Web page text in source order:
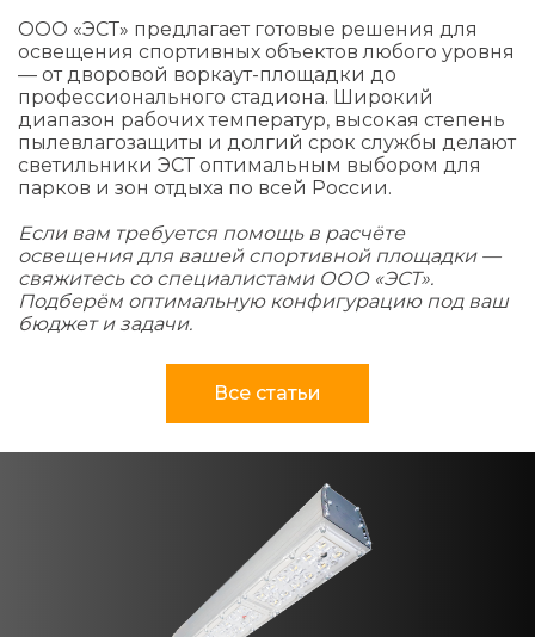
ООО «ЭСТ» предлагает готовые решения для
освещения спортивных объектов любого уровня
— от дворовой воркаут-площадки до
профессионального стадиона. Широкий
диапазон рабочих температур, высокая степень
пылевлагозащиты и долгий срок службы делают
светильники ЭСТ оптимальным выбором для
парков и зон отдыха по всей России.
Если вам требуется помощь в расчёте
освещения для вашей спортивной площадки —
свяжитесь со специалистами ООО «ЭСТ».
Подберём оптимальную конфигурацию под ваш
бюджет и задачи.
Все статьи